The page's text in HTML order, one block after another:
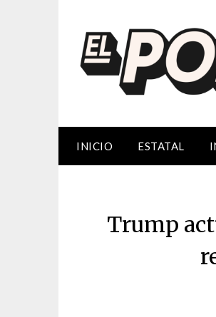
INICIO ESTATAL
Trump